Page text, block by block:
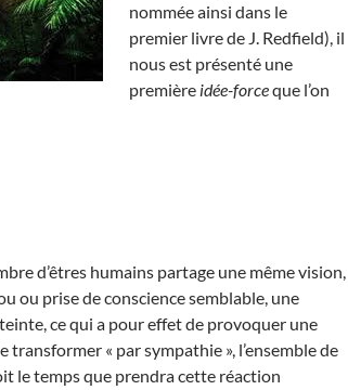
nommée ainsi dans le
premier livre de J. Redfield), il
nous est présenté une
première idée-forceque l’on
d’êtres humains partage une même vision,
ou prise de conscience semblable, une
ce qui a pour effet de provoquer une
transformer « par sympathie », l’ensemble de
le temps que prendra cette réaction